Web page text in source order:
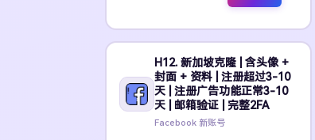
H12. 新加坡克隆 | 含头像 +
封面 + 资料 | 注册超过3-10
天 | 注册广告功能正常3-10
天 | 邮箱验证 | 完整2FA
Facebook 新账号